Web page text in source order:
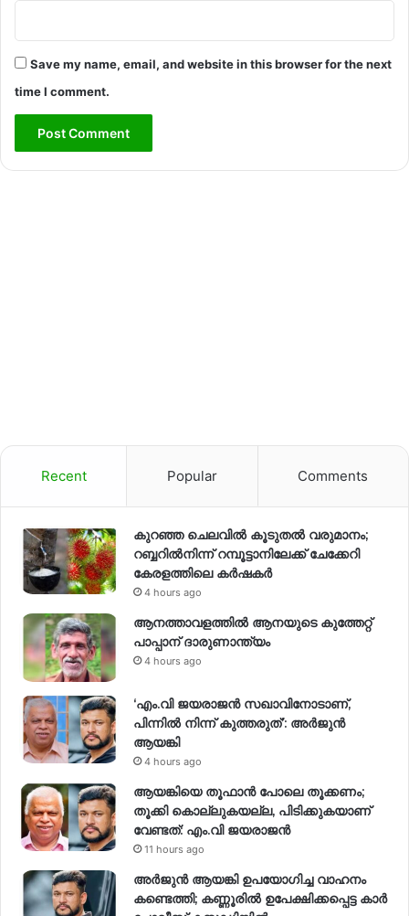
Save my name, email, and website in this browser for the next
time I comment.
Recent Popular Comments
കുറഞ്ഞ ചെലവിൽ കൂടുതൽ വരുമാനം;
റബ്ബറിൽനിന്ന് റമ്പൂട്ടാനിലേക്ക് ചേക്കേറി
കേരളത്തിലെ കർഷകർ
4 hours ago
ആനത്താവളത്തിൽ ആനയുടെ കുത്തേറ്റ്
പാപ്പാന് ദാരുണാന്ത്യം
4 hours ago
‘എം.വി ജയരാജന്‍ സഖാവിനോടാണ്,
പിന്നില്‍ നിന്ന് കുത്തരുത്’: അര്‍ജുന്‍
ആയങ്കി
4 hours ago
ആയങ്കിയെ തൂഫാൻ പോലെ തൂക്കണം;
തൂക്കി കൊല്ലുകയല്ല, പിടിക്കുകയാണ്
വേണ്ടത്: എം.വി ജയരാജൻ
11 hours ago
അർജുൻ ആയങ്കി ഉപയോഗിച്ച വാഹനം
കണ്ടെത്തി; കണ്ണൂരിൽ ഉപേക്ഷിക്കപ്പെട്ട കാർ